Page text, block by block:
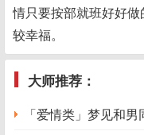
情只要按部就班好好
较幸福。
大师推荐：
「爱情类」梦见和